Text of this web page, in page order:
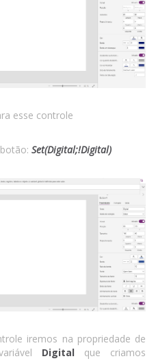
esse controle
Set(Digital;!Digital)
iremos na propriedade de
Digital que criamos